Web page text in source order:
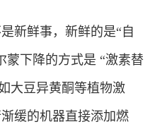
新鲜事，新鲜的是“自
蒙下降的方式是 “激素替
大豆异黄酮等植物激
缓的机器直接添加燃